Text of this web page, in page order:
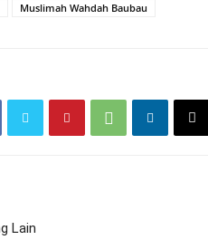
Muslimah Wahdah Baubau
Lain